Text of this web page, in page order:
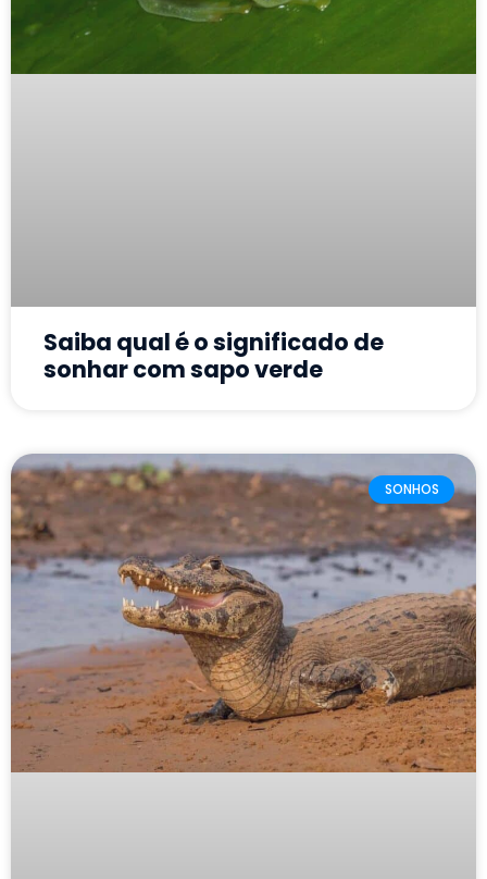
Saiba qual é o significado de
sonhar com sapo verde
SONHOS